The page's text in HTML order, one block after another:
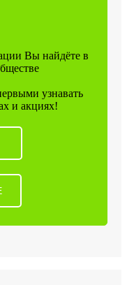
Вы найдёте в
узнавать
и акциях!